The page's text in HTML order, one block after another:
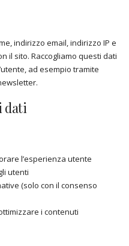
indirizzo email, indirizzo IP e
il sito. Raccogliamo questi dati
ad esempio tramite
dati
l’esperienza utente
utenti
(solo con il consenso
i contenuti